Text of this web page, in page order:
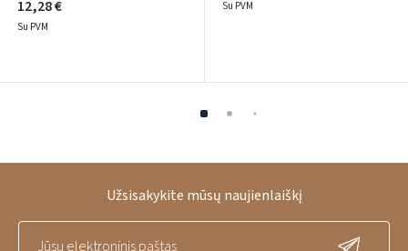
12,28 €
Su PVM
Su PVM
Užsisakykite mūsų naujienlaiškį